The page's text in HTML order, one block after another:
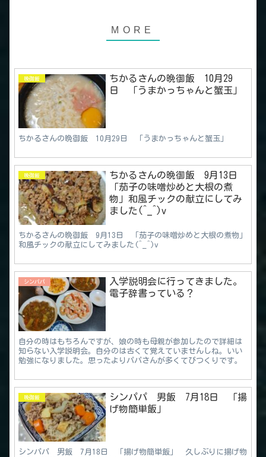
晩御飯
ちかるさんの晩御飯 10月29
日 「うまかっちゃんと蟹玉」
ちかるさんの晩御飯 10月29日 「うまかっちゃんと蟹玉」
晩御飯
ちかるさんの晩御飯 9月13日
「茄子の味噌炒めと大根の煮
物」和風チックの献立にしてみ
ました(^_^)v
ちかるさんの晩御飯 9月13日 「茄子の味噌炒めと大根の煮物」
和風チックの献立にしてみました(^_^)v
シンパパ
入学説明会に行ってきました。
電子辞書っている？
自分の時はもちろんですが、娘の時も母親が参加したので詳細は
知らない入学説明会。自分のは古くて覚えていませんしね。いい
勉強になりました。思ったよりパパさんが多くてびつくりです。
晩御飯
シンパパ 男飯 7月18日 「揚
げ物簡単飯」
シンパパ 男飯 7月18日 「揚げ物簡単飯」 久しぶりに揚げ物